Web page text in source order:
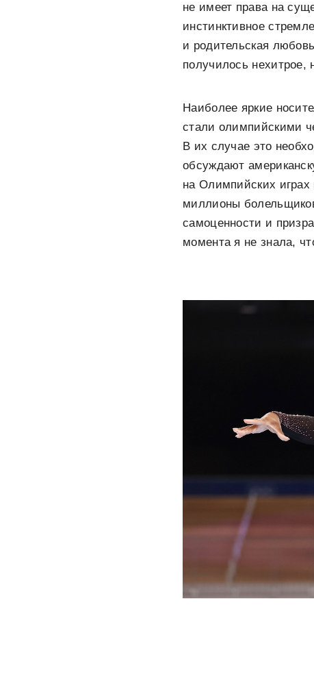
не имеет права на
инстинктивное
и родительская
получилось
Наиболее яркие
стали олимпийскими
В их случае это
обсуждают
на Олимпийских
миллионы
самоценности и
момента я не знала,